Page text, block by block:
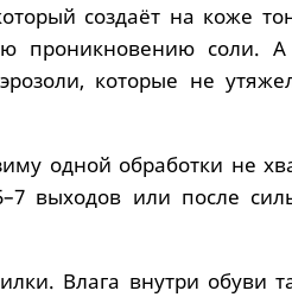
создаёт на коже
проникновению соли. А
которые не
одной обработки не
выходов или после
Влага внутри обуви